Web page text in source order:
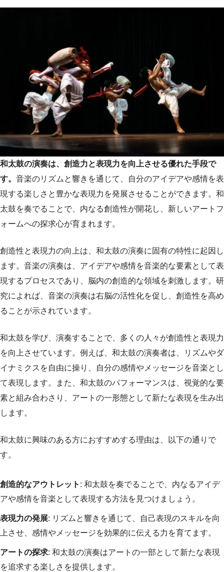
和太鼓の演奏は、創造力と表現力を向上させる優れた手段で
す。 音楽のリズムと響きを通じて、自分のアイデアや感情を表
現する楽しさと豊かな表現力を発展させることができます。和
太鼓を奏でることで、内なる創造性が開花し、新しいアートフ
ォームへの探求心が育まれます。
創造性と表現力の向上は、和太鼓の演奏に固有の特性に起因し
ます。音楽の演奏は、アイデアや感情を音楽的な要素として表
現するプロセスであり、脳内の創造的な領域を刺激します。研
究によれば、音楽の演奏は右脳の活性化を促し、創造性を高め
ることが示されています。
和太鼓を学び、演奏することで、多くの人々が創造性と表現力
を向上させています。例えば、和太鼓の演奏者は、リズムやダ
イナミクスを自由に操り、自分の感情やメッセージを音楽とし
て表現します。また、和太鼓のパフォーマンスは、視覚的な要
素と組み合わさり、アートの一形態として新たな表現を生み出
します。
和太鼓に興味のある方におすすめする理由は、以下の通りで
す。
創造的なアウトレット : 和太鼓を奏でることで、内なるアイデ
アや感情を音楽として表現する方法を見つけましょう。
表現力の発展: リズムと響きを通じて、自己表現のスキルを向
上させ、感情やメッセージを効果的に伝える力を育てます。
アートの探求: 和太鼓の演奏はアートの一部として新たな表現
を追求する楽しさを提供します。